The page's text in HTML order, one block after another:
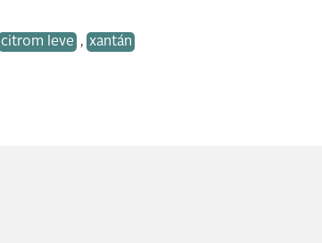
citrom leve , xantán